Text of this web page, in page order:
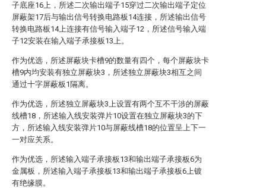
子底座16上，所述二次输出端子15穿过二次输出端子定位
屏蔽架17后与输出信号转换电路板14连接，所述输出信号
转换电路板14上连接有信号输入端子12，所述信号输入端
子12安装在输入端子承接板13上。
作为优选，所述屏蔽块卡槽9的数量有四个，每个屏蔽块卡
槽9内均安装有独立屏蔽块3，所述独立屏蔽块3相互之间
通过十字屏蔽板1隔离。
作为优选，所述独立屏蔽块3上设置有两个互不干涉的屏蔽
线槽18，所述输入线安装弹片10设置在独立屏蔽块3的下
方，所述输入线安装弹片10与屏蔽线槽18的位置呈上下一
一对应关系。
作为优选，所述输入端子承接板13和输出端子承接板6为
金属板，所述输入端子承接板13和输出端子承接板6上镀
有绝缘膜。